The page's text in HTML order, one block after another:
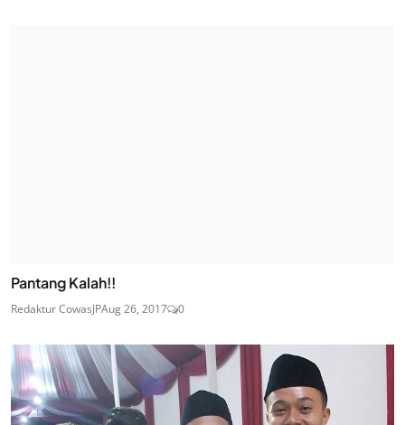
Pantang Kalah!!
Redaktur CowasJPAug 26, 2017 0